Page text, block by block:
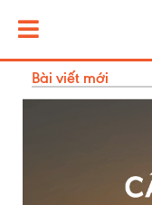
Bài viết mới